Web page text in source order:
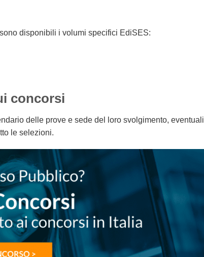
disponibili i volumi specifici EdiSES:
concorsi
delle prove e sede del loro svolgimento, eventuali
le selezioni.